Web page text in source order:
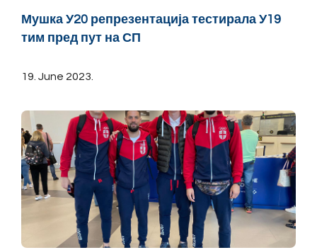
Мушка У20 репрезентација тестирала У19
тим пред пут на СП
19. June 2023.